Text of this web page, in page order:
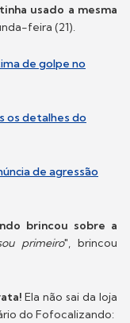
usado a mesma
feira (21).
de golpe no
os detalhes do
de agressão
brincou sobre a
primeiro", brincou
Ela não sai da loja
do Fofocalizando: